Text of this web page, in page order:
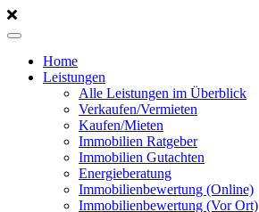
Home
Leistungen
Alle Leistungen im Überblick
Verkaufen/Vermieten
Kaufen/Mieten
Immobilien Ratgeber
Immobilien Gutachten
Energieberatung
Immobilienbewertung (Online)
Immobilienbewertung (Vor Ort)